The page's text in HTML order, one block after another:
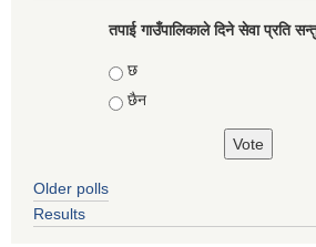
तपाई गाउँपालिकाले दिने सेवा प्रति
Choices
छ
छैन
Older polls
Results